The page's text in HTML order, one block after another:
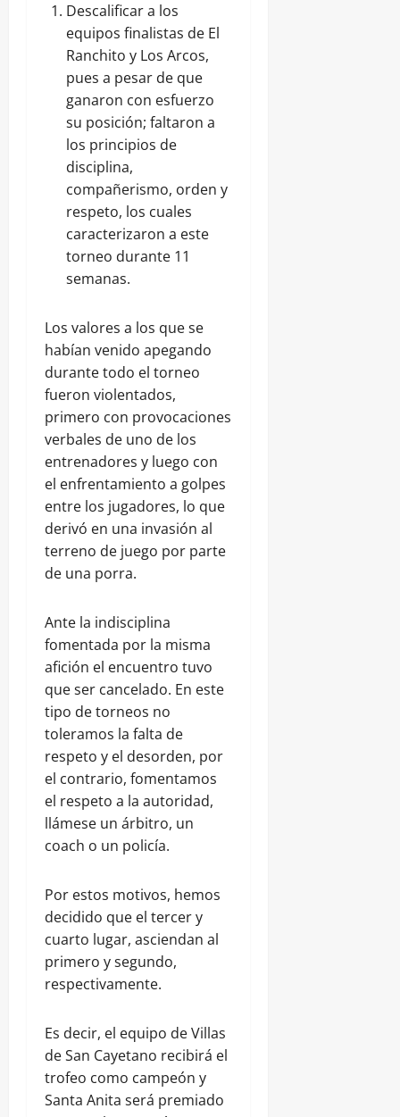
Descalificar a los
equipos finalistas de El
Ranchito y Los Arcos,
pues a pesar de que
ganaron con esfuerzo
su posición; faltaron a
los principios de
disciplina,
compañerismo, orden y
respeto, los cuales
caracterizaron a este
torneo durante 11
semanas.
Los valores a los que se
habían venido apegando
durante todo el torneo
fueron violentados,
primero con provocaciones
verbales de uno de los
entrenadores y luego con
el enfrentamiento a golpes
entre los jugadores, lo que
derivó en una invasión al
terreno de juego por parte
de una porra.
Ante la indisciplina
fomentada por la misma
afición el encuentro tuvo
que ser cancelado. En este
tipo de torneos no
toleramos la falta de
respeto y el desorden, por
el contrario, fomentamos
el respeto a la autoridad,
llámese un árbitro, un
coach o un policía.
Por estos motivos, hemos
decidido que el tercer y
cuarto lugar, asciendan al
primero y segundo,
respectivamente.
Es decir, el equipo de Villas
de San Cayetano recibirá el
trofeo como campeón y
Santa Anita será premiado